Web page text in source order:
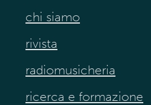
chi siamo
rivista
radiomusicheria
ricerca e formazione